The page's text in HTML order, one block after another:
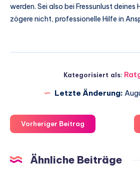
werden. Sei also bei Fressunlust
zögere nicht, professionelle Hilfe in
Kategorisiert als:
Letzte Änderung:
Vorheriger Beitrag
Ähnliche Beiträge